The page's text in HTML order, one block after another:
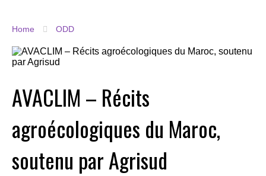
Home ODD
AVACLIM – Récits
agroécologiques du Maroc,
soutenu par Agrisud